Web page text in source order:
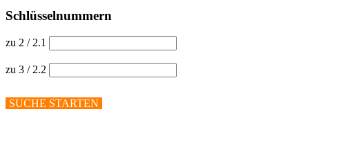
Schlüsselnummern
zu 2 / 2.1
zu 3 / 2.2
SUCHE STARTEN